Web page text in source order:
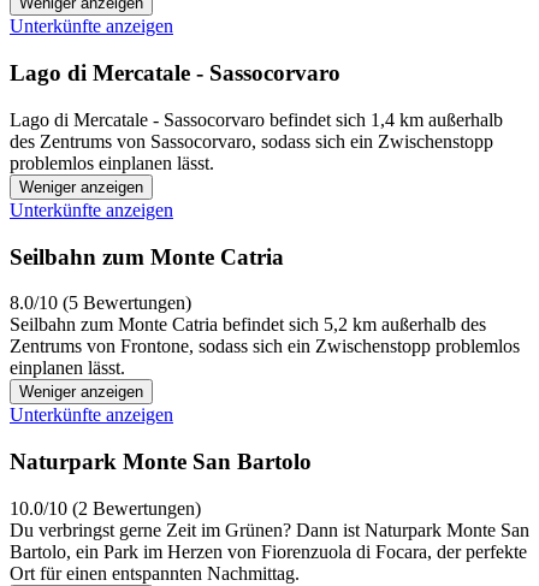
Unterkünfte anzeigen
Lago di Mercatale - Sassocorvaro
Lago di Mercatale - Sassocorvaro befindet sich 1,4 km außerhalb
des Zentrums von Sassocorvaro, sodass sich ein Zwischenstopp
problemlos einplanen lässt.
Weniger anzeigen
Unterkünfte anzeigen
Seilbahn zum Monte Catria
8.0/10 (5 Bewertungen)
Seilbahn zum Monte Catria befindet sich 5,2 km außerhalb des
Zentrums von Frontone, sodass sich ein Zwischenstopp problemlos
einplanen lässt.
Weniger anzeigen
Unterkünfte anzeigen
Naturpark Monte San Bartolo
10.0/10 (2 Bewertungen)
Du verbringst gerne Zeit im Grünen? Dann ist Naturpark Monte San
Bartolo, ein Park im Herzen von Fiorenzuola di Focara, der perfekte
Ort für einen entspannten Nachmittag.